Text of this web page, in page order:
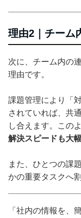
理由2｜チーム
次に、チーム内の
理由です。
課題管理により「
されていれば、共
し合えます。この
解決スピードも大
また、ひとつの課
かの重要タスクへ
「社内の情報を、